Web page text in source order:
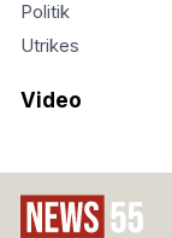
Politik
Utrikes
Video